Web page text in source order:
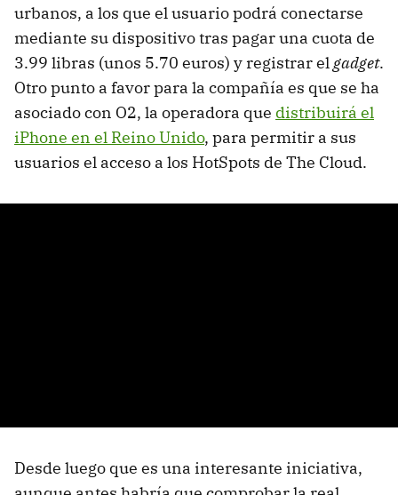
urbanos, a los que el usuario podrá conectarse
mediante su dispositivo tras pagar una cuota de
3.99 libras (unos 5.70 euros) y registrar elgadget.
Otro punto a favor para la compañía es que se ha
asociado con O2, la operadora que distribuirá el
iPhone en el Reino Unido, para permitir a sus
usuarios el acceso a los HotSpots de The Cloud.
Desde luego que es una interesante iniciativa,